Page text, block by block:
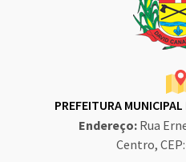
PREFEITURA
Endereço: Rua
Centro,